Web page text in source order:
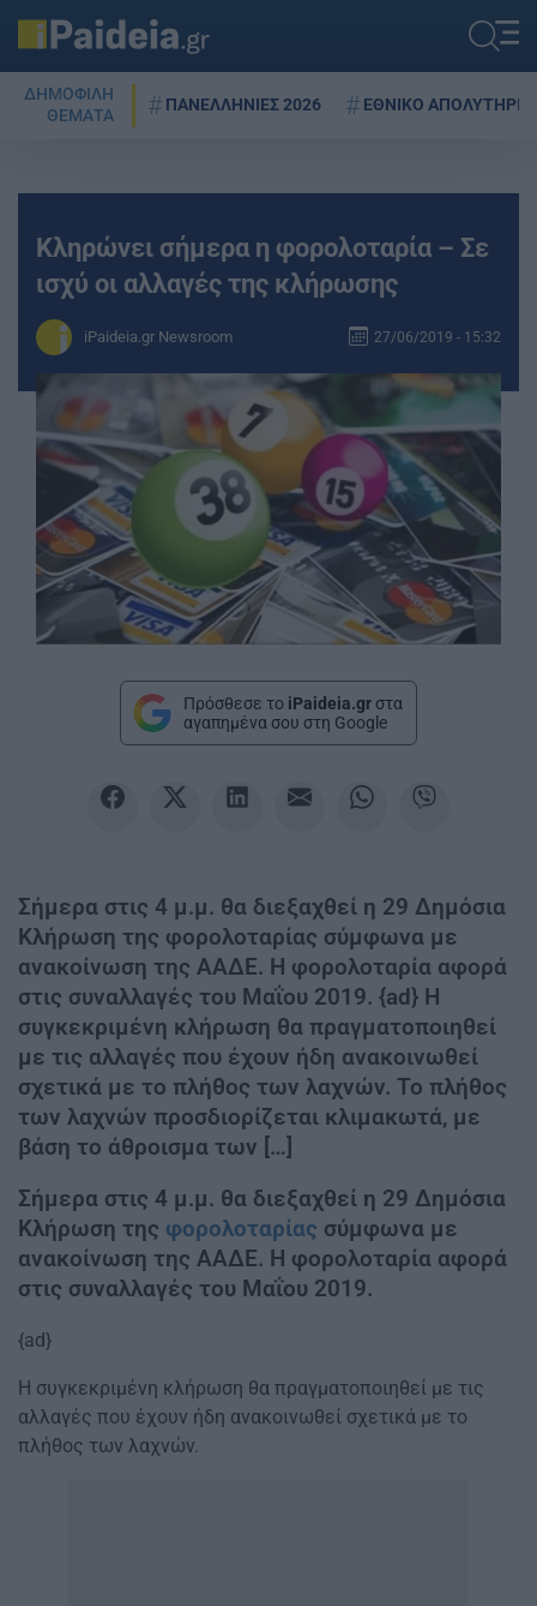
ΔΗΜΟΦΙΛΗ
ΘΕΜΑΤΑ
ΠΑΝΕΛΛΗΝΙΕΣ 2026 ΕΘΝΙΚΟ ΑΠΟΛΥΤΗΡΙΟ
Κληρώνει σήμερα η φορολοταρία – Σε
ισχύ οι αλλαγές της κλήρωσης
iPaideia.gr Newsroom 27/06/2019 - 15:32
Πρόσθεσε το iPaideia.gr στα
αγαπημένα σου στη Google
Σήμερα στις 4 μ.μ. θα διεξαχθεί η 29 Δημόσια
Κλήρωση της φορολοταρίας σύμφωνα με
ανακοίνωση της ΑΑΔΕ. Η φορολοταρία αφορά
στις συναλλαγές του Μαΐου 2019. {ad} Η
συγκεκριμένη κλήρωση θα πραγματοποιηθεί
με τις αλλαγές που έχουν ήδη ανακοινωθεί
σχετικά με το πλήθος των λαχνών. Το πλήθος
των λαχνών προσδιορίζεται κλιμακωτά, με
βάση το άθροισμα των […]
Σήμερα στις 4 μ.μ. θα διεξαχθεί η 29 Δημόσια
Κλήρωση της φορολοταρίας σύμφωνα με
ανακοίνωση της ΑΑΔΕ. Η φορολοταρία αφορά
στις συναλλαγές του Μαΐου 2019.
{ad}
Η συγκεκριμένη κλήρωση θα πραγματοποιηθεί με τις
αλλαγές που έχουν ήδη ανακοινωθεί σχετικά με το
πλήθος των λαχνών.